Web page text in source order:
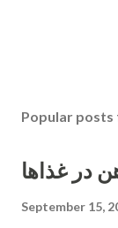
Popular
در غذاها
September 15,